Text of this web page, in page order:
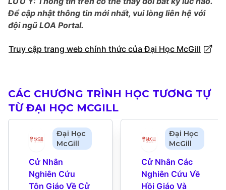
Để cập nhật thông tin mới nhất, vui lòng liên hệ với
đội ngũ LOA Portal.
Truy cập trang web chính thức của Đại Học McGill
CÁC CHƯƠNG TRÌNH HỌC TƯƠNG TỰ
TỪ ĐẠI HỌC MCGILL
Đại Học
McGill
Cử Nhân
Nghiên Cứu
Tôn Giáo Về Cử
Đại Học
McGill
Cử Nhân Các
Nghiên Cứu Về
Hồi Giáo Và